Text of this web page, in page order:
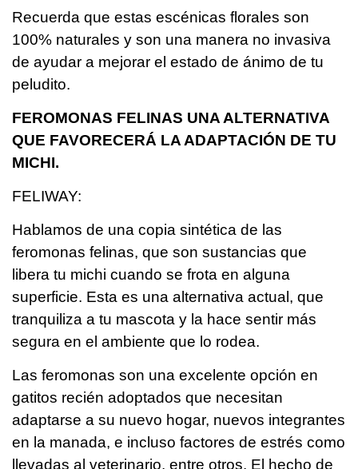
Recuerda que estas escénicas florales son
100% naturales y son una manera no invasiva
de ayudar a mejorar el estado de ánimo de tu
peludito.
FEROMONAS FELINAS UNA ALTERNATIVA
QUE FAVORECERÁ LA ADAPTACIÓN DE TU
MICHI.
FELIWAY:
Hablamos de una copia sintética de las
feromonas felinas, que son sustancias que
libera tu michi cuando se frota en alguna
superficie. Esta es una alternativa actual, que
tranquiliza a tu mascota y la hace sentir más
segura en el ambiente que lo rodea.
Las feromonas son una excelente opción en
gatitos recién adoptados que necesitan
adaptarse a su nuevo hogar, nuevos integrantes
en la manada, e incluso factores de estrés como
llevadas al veterinario, entre otros. El hecho de